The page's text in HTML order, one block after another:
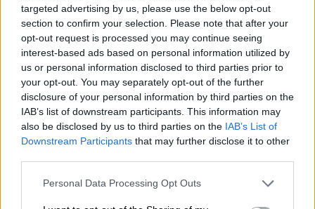
targeted advertising by us, please use the below opt-out
section to confirm your selection. Please note that after your
opt-out request is processed you may continue seeing
interest-based ads based on personal information utilized by
us or personal information disclosed to third parties prior to
your opt-out. You may separately opt-out of the further
disclosure of your personal information by third parties on the
IAB’s list of downstream participants. This information may
also be disclosed by us to third parties on the IAB’s List of
Downstream Participants that may further disclose it to other
Personal Data Processing Opt Outs
Δύο συλλήψεις για κλοπή
μετασχηματιστή με ανυψωτικό μηχάνημα
στον Τύρναβο
06/08/2026 , 11:56
Συνελήφθη 50χρονος στην Ελασσόνα για
απόπειρα κλοπής